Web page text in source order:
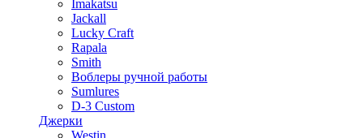
Imakatsu
Jackall
Lucky Craft
Rapala
Smith
Воблеры ручной работы
Sumlures
D-3 Custom
Джерки
Westin